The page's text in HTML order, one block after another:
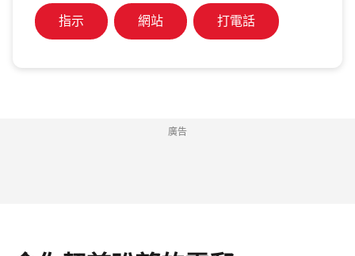
指示 網站 打電話
廣告